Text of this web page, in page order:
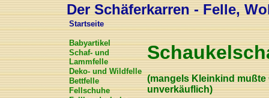
Der Schäferkarren - Felle,
Startseite
Babyartikel
Schaf- und
Lammfelle
Deko- und Wildfelle
Bettfelle
Fellschuhe
(mangels Kleinkind mußte
unverkäuflich)